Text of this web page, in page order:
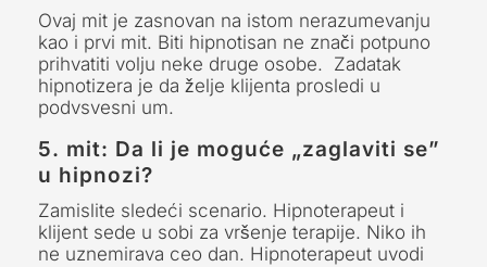
Ovaj mit je zasnovan na istom nerazumevanju
kao i prvi mit. Biti hipnotisan ne znači potpuno
prihvatiti volju neke druge osobe. Zadatak
hipnotizera je da želje klijenta prosledi u
podvsvesni um.
5. mit: Da li je moguće „zaglaviti se”
u hipnozi?
Zamislite sledeći scenario. Hipnoterapeut i
klijent sede u sobi za vršenje terapije. Niko ih
ne uznemirava ceo dan. Hipnoterapeut uvodi